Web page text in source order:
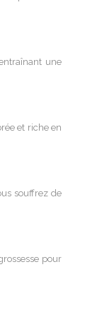
une
et riche en
souffrez de
pour